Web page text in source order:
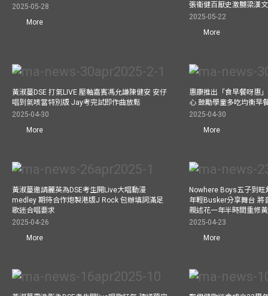
2025-05-28
More
張衞健百厭史激嬲梁漢
2025-05-22
More
黃淑蔓DSE 打氣LIVE 壓軸嘉賓馮允謙陳健安 安仔
唱到氣咳當特別版 Jay考完試即作曲放鬆
2025-04-30
More
惠康推出「食早餐呀惠
心 鼓勵學童多吃均衡早
2025-04-30
More
黃淑蔓邀請麗英為DSE考生開Live大唱動漫
medley 期待合作炮製港版J Rock 包辦填詞滿足
歌迷合唱要求
2025-04-26
More
Nowhere Boys五子到
年輕Busker分享舞台 將
親述花一年半時間重修
2025-04-23
More